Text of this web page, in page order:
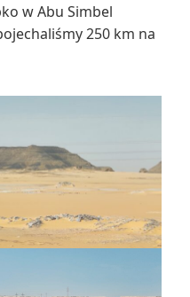
w Abu Simbel
250 km na